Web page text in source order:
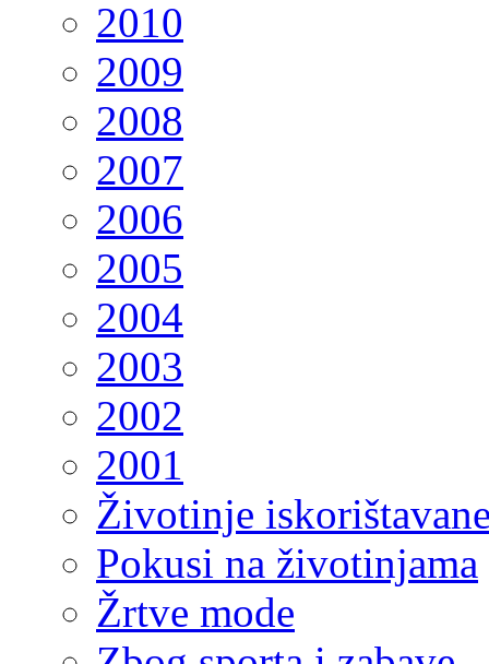
2010
2009
2008
2007
2006
2005
2004
2003
2002
2001
Životinje
Pokusi na životinjama
Žrtve mode